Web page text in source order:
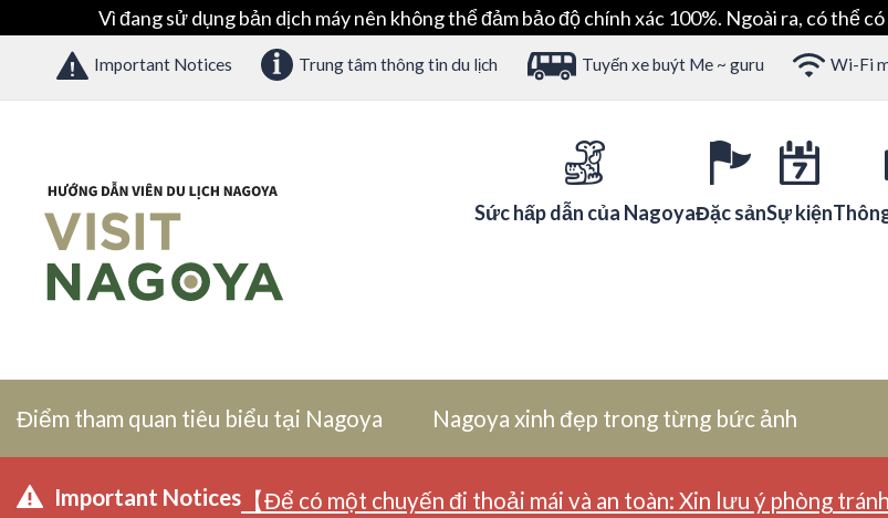
Vì đang sử dụng bản dịch máy nên không thể đảm bảo độ chính xác 100%. Ngoài ra, có thể
Important Notices Trung tâm thông tin du lịch Tuyến xe buýt Me ~ guru Wi-Fi
Sức hấp dẫn của NagoyaĐặc sảnSự kiện
Điểm tham quan tiêu biểu tại Nagoya Nagoya xinh đẹp trong từng bức ảnh
Important Notices 【Để có một chuyến đi thoải mái và an toàn: Xin lưu ý phòng